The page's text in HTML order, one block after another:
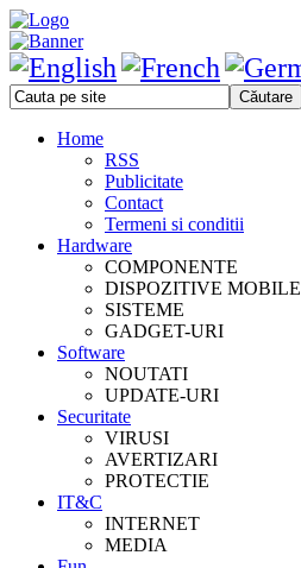
Home
RSS
Publicitate
Contact
Termeni si conditii
Hardware
COMPONENTE
DISPOZITIVE MOBILE
SISTEME
GADGET-URI
Software
NOUTATI
UPDATE-URI
Securitate
VIRUSI
AVERTIZARI
PROTECTIE
IT&C
INTERNET
MEDIA